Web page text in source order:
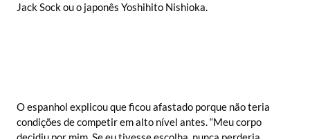
Jack Sock ou o japonês Yoshihito Nishioka.
O espanhol explicou que ficou afastado porque não teria
condições de competir em alto nível antes. “Meu corpo